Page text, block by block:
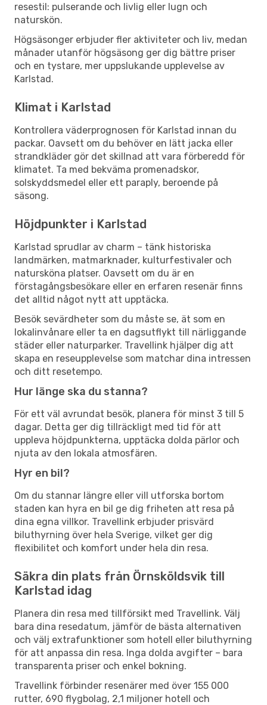
resestil: pulserande och livlig eller lugn och
naturskön.
Högsäsonger erbjuder fler aktiviteter och liv, medan
månader utanför högsäsong ger dig bättre priser
och en tystare, mer uppslukande upplevelse av
Karlstad.
Klimat i Karlstad
Kontrollera väderprognosen för Karlstad innan du
packar. Oavsett om du behöver en lätt jacka eller
strandkläder gör det skillnad att vara förberedd för
klimatet. Ta med bekväma promenadskor,
solskyddsmedel eller ett paraply, beroende på
säsong.
Höjdpunkter i Karlstad
Karlstad sprudlar av charm – tänk historiska
landmärken, matmarknader, kulturfestivaler och
natursköna platser. Oavsett om du är en
förstagångsbesökare eller en erfaren resenär finns
det alltid något nytt att upptäcka.
Besök sevärdheter som du måste se, ät som en
lokalinvånare eller ta en dagsutflykt till närliggande
städer eller naturparker. Travellink hjälper dig att
skapa en reseupplevelse som matchar dina intressen
och ditt resetempo.
Hur länge ska du stanna?
För ett väl avrundat besök, planera för minst 3 till 5
dagar. Detta ger dig tillräckligt med tid för att
uppleva höjdpunkterna, upptäcka dolda pärlor och
njuta av den lokala atmosfären.
Hyr en bil?
Om du stannar längre eller vill utforska bortom
staden kan hyra en bil ge dig friheten att resa på
dina egna villkor. Travellink erbjuder prisvärd
biluthyrning över hela Sverige, vilket ger dig
flexibilitet och komfort under hela din resa.
Säkra din plats från Örnsköldsvik till
Karlstad idag
Planera din resa med tillförsikt med Travellink. Välj
bara dina resedatum, jämför de bästa alternativen
och välj extrafunktioner som hotell eller biluthyrning
för att anpassa din resa. Inga dolda avgifter – bara
transparenta priser och enkel bokning.
Travellink förbinder resenärer med över 155 000
rutter, 690 flygbolag, 2,1 miljoner hotell och